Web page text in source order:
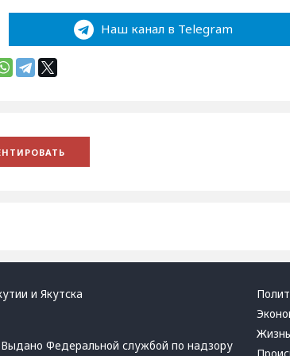
Наш канал в Telegram
и Якутска
Федеральной службой по надзору
Жизнь